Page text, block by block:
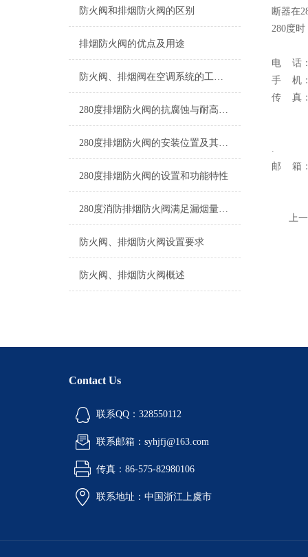
防火阀和排烟防火阀的区别
排烟防火阀的优点及用途
防火阀、排烟阀在空调系统的工程质量
280度排烟防火阀的抗腐蚀与耐高温性能分析
280度排烟防火阀的安装位置及其产品用途是什么
280度排烟防火阀的设置和功能特性
280度消防排烟防火阀满足漏烟量和耐火完整性要求，起隔烟阻火作用
防火阀、排烟防火阀设置要求
防火阀、排烟防火阀概述
断器在
280度
电 话
手 机
传 真
.
邮 箱
上
Contact Us
联系QQ：328550112
联系邮箱：syhjfj@163.com
传真：86-575-82980106
联系地址：中国浙江上虞市